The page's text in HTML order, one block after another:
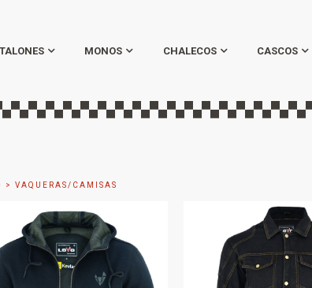
MONOS CHALECOS CASCOS
> VAQUERAS/CAMISAS